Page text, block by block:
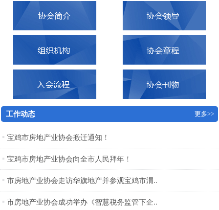
工作动态 更多>>
宝鸡市房地产业协会搬迁通知！
宝鸡市房地产业协会向全市人民拜年！
市房地产业协会走访华旗地产并参观宝鸡市渭..
市房地产业协会成功举办《智慧税务监管下企..